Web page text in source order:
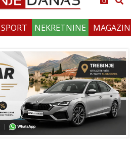
SPORT NEKRETNINE